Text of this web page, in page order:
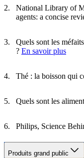
National Library of
agents: a concise
Quels sont les
? En savoir plus
Thé : la boisson qui
Quels sont les
Philips, Science
Facettes dentaires,
Produits grand public